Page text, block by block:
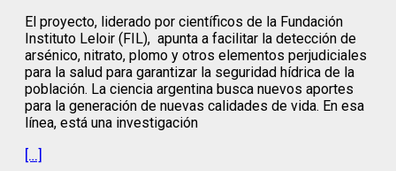
El proyecto, liderado por científicos de la Fundación
Instituto Leloir (FIL), apunta a facilitar la detección de
arsénico, nitrato, plomo y otros elementos perjudiciales
para la salud para garantizar la seguridad hídrica de la
población. La ciencia argentina busca nuevos aportes
para la generación de nuevas calidades de vida. En esa
línea, está una investigación
[…]